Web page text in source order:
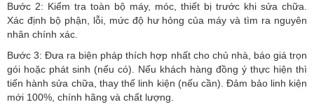
Bước 2: Kiểm tra toàn bộ máy, móc, thiết bị trước khi sửa chữa.
Xác định bộ phận, lỗi, mức độ hư hỏng của máy và tìm ra nguyên
nhân chính xác.
Bước 3: Đưa ra biện pháp thích hợp nhất cho chủ nhà, báo giá trọn
gói hoặc phát sinh (nếu có). Nếu khách hàng đồng ý thực hiện thì
tiến hành sửa chữa, thay thế linh kiện (nếu cần). Đảm bảo linh kiện
mới 100%, chính hãng và chất lượng.